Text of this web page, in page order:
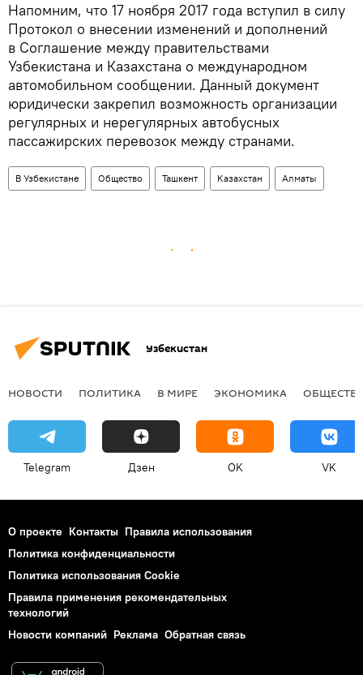
Напомним, что 17 ноября 2017 года вступил в силу
Протокол о внесении изменений и дополнений
в Соглашение между правительствами
Узбекистана и Казахстана о международном
автомобильном сообщении. Данный документ
юридически закрепил возможность организации
регулярных и нерегулярных автобусных
пассажирских перевозок между странами.
В Узбекистане Общество Ташкент Казахстан Алматы
Узбекистан
НОВОСТИ ПОЛИТИКА В МИРЕ ЭКОНОМИКА
Telegram Дзен OK VK
О проекте Контакты Правила использования
Политика конфиденциальности
Политика использования Cookie
Правила применения рекомендательных
технологий
Новости компаний Реклама Обратная связь